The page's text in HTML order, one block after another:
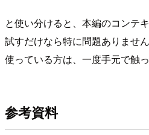
と使い分けると、本編のコンテ
試すだけなら特に問題ありませ
使っている方は、一度手元で触
参考資料